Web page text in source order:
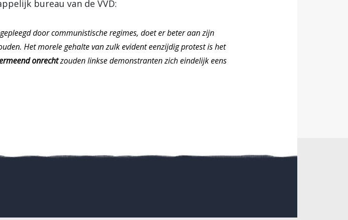
bureau van de VVD:
door communistische regimes, doet er beter aan zijn
Het morele gehalte van zulk evident eenzijdig protest is het
onrechtzouden linkse demonstranten zich eindelijk eens